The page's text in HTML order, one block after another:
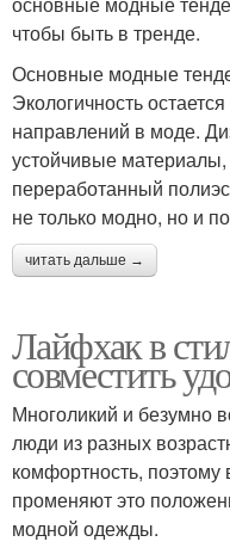
чтобы быть в тренде.
Основные модные
Экологичность
направлений в моде.
устойчивые материалы,
переработанный
не только модно, но и
читать дальше →
Лайфхак в
совместить
Многоликий и безумно
люди из разных
комфортность, поэтому
променяют это
модной одежды.